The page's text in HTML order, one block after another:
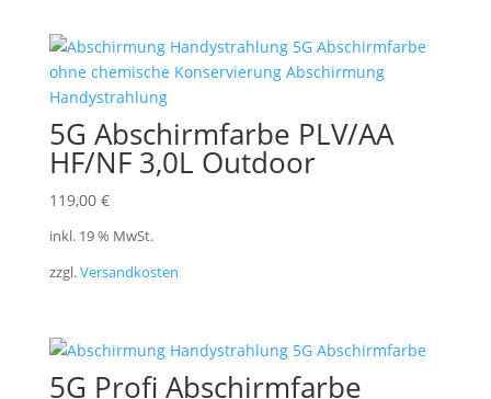
5G Abschirmfarbe PLV/AA
HF/NF 3,0L Outdoor
119,00 €
inkl. 19 % MwSt.
zzgl.Versandkosten
5G Profi Abschirmfarbe